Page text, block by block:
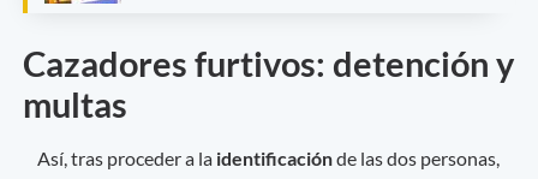
Cazadores furtivos: detención y
multas
Así, tras proceder a la identificaciónde las dos personas,